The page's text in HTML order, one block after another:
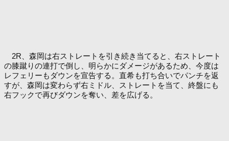
2R、森岡は右ストレートを引き続き当てると、右ストレート
の膝蹴りの連打で倒し、明らかにダメージがあるため、今度は
レフェリーもダウンを宣告する。直希も打ち合いでパンチを返
すが、森岡は変わらず右ミドル、ストレートを当て、終盤にも
右フックで再びダウンを奪い、差を広げる。